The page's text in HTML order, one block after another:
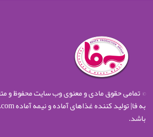
© تمامی حقوق مادی و معنوی وب سایت محفوظ و
باشد.